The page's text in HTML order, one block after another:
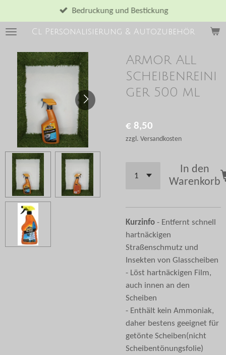
Hauptinhalt
springenCl Personalisierung & Autozubehör
Bedruckung und Bestickung
Armor All
Scheibenreini
ger 500 ml
€ 8,50
zzgl. Versandkosten
In den
Warenkorb
Kurzinfo - Entfernt schnell
hartnäckigen
Straßenschmutz und
Insekten von Glasscheiben
- Löst hartnäckigen Film,
auch innen an den
Scheiben
- Enthält kein Ammoniak,
daher bestens geeignet für
getönte Scheiben(nicht
Scheibentönungsfolie)